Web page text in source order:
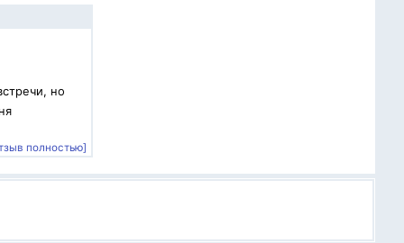
но
полностью]